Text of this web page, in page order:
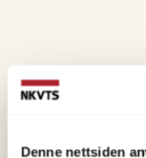
Denne nettsiden